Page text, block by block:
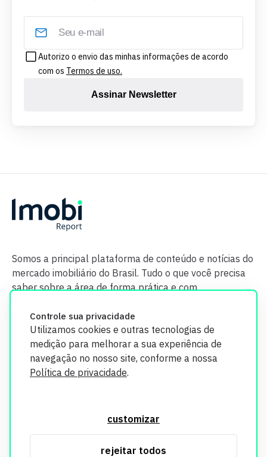
Controle sua privacidade
Utilizamos cookies e outras tecnologias de
medição para melhorar a sua experiência de
navegação no nosso site, conforme a nossa
Política de privacidade.
customizar
rejeitar todos
Autorizo o envio das minhas informações de acordo
com os Termos de uso.
Assinar Newsletter
Somos a principal plataforma de conteúdo e notícias do
mercado imobiliário do Brasil. Tudo o que você precisa
saber sobre a área de forma prática e com
segurança. Todos os dados coletados em nosso site são
utilizados exclusivamente para fins de aprimoramento de
informações, consulte nossa Política de Privacidade.